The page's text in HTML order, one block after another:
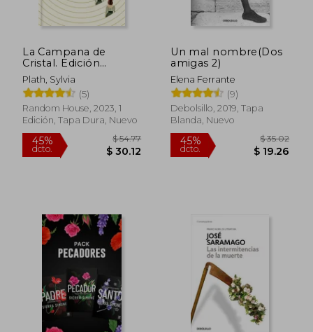
45%
dcto.
La Campana de
Cristal. Edición
Ilustrada
Plath, Sylvia
(5)
Random House, 2023, 1
Edición, Tapa Dura, Nuevo
Un mal nombre(Dos
amigas 2)
Elena Ferrante
(9)
Debolsillo, 2019, Tapa
Blanda, Nuevo